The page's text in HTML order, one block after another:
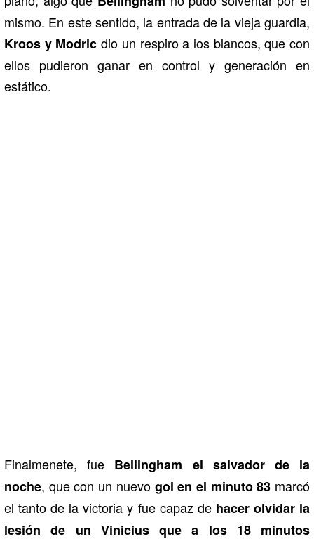
mismo. En este sentido, la entrada de la vieja guardia,
Kroos y Modric dio un respiro a los blancos, que con
ellos pudieron ganar en control y generación en
estático.
Finalmenete, fue Bellingham el salvador de la
noche, que con un nuevo gol en el minuto 83 marcó
el tanto de la victoria y fue capaz de hacer olvidar la
lesión de un Vinicius que a los 18 minutos